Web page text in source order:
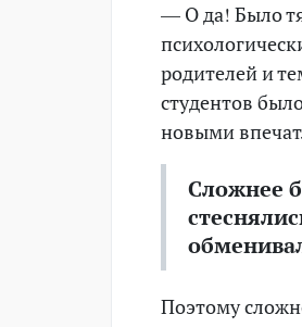
— О да! Было
родителей и
студентов
новыми
Сложнее
Поэтому